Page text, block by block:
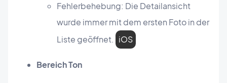
Fehlerbehebung: Die Detailansicht
wurde immer mit dem ersten Foto in der
Liste geöffnet. iOS
Bereich Ton